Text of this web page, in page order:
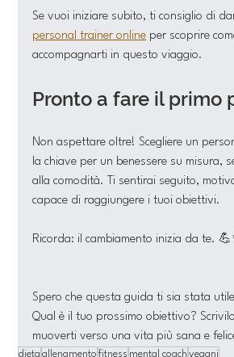
Se vuoi iniziare subito, ti consiglio di
personal trainer online per scoprire
accompagnarti in questo viaggio.
Pronto a fare il primo
Non aspettare oltre! Scegliere un
la chiave per un benessere su misura,
alla comodità. Ti sentirai seguito,
capace di raggiungere i tuoi obiettivi.
Ricorda: il cambiamento inizia da te.
Spero che questa guida ti sia stata
Qual è il tuo prossimo obiettivo?
muoverti verso una vita più sana e
dieta allenamento fitness mental coach vegani